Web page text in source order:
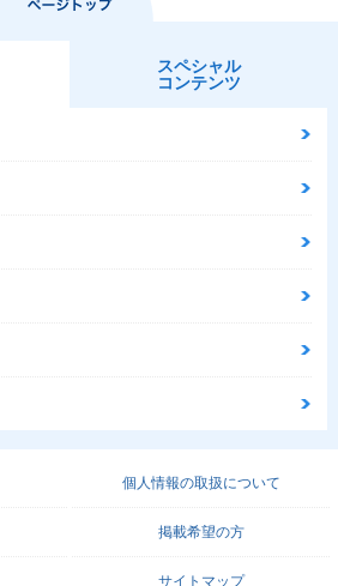
スペシャル
コンテンツ
個人情報の取扱について
掲載希望の方
サイトマップ